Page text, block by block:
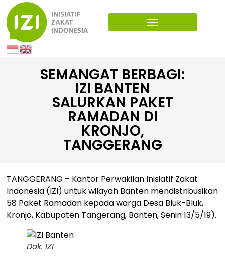
SEMANGAT BERBAGI:
IZI BANTEN
SALURKAN PAKET
RAMADAN DI
KRONJO,
TANGGERANG
TANGGERANG – Kantor Perwakilan Inisiatif Zakat
Indonesia (IZI) untuk wilayah Banten mendistribusikan
58 Paket Ramadan kepada warga Desa Bluk-Bluk,
Kronjo, Kabupaten Tangerang, Banten, Senin 13/5/19).
Dok. IZI